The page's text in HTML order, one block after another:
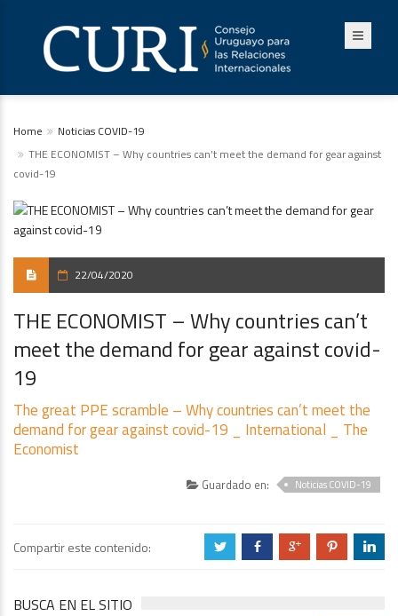
Home
Noticias COVID-19
THE ECONOMIST – Why countries can’t meet the demand for gear against
covid-19
22/04/2020
THE ECONOMIST – Why countries can’t
meet the demand for gear against covid-
19
The great PPE scramble – Why countries can’t meet the
demand for gear against covid-19 _ International _ The
Economist
Guardado en: Noticias COVID-19
Compartir este contenido: a b c d j
BUSCA EN EL SITIO